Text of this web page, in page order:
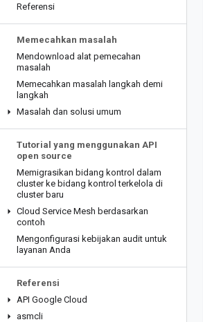
Referensi
Memecahkan masalah
Mendownload alat pemecahan
masalah
Memecahkan masalah langkah demi
langkah
Masalah dan solusi umum
Tutorial yang menggunakan API
open source
Memigrasikan bidang kontrol dalam
cluster ke bidang kontrol terkelola di
cluster baru
Cloud Service Mesh berdasarkan
contoh
Mengonfigurasi kebijakan audit untuk
layanan Anda
Referensi
API Google Cloud
asmcli